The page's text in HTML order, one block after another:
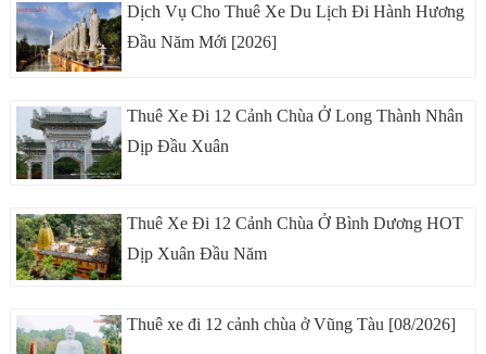
Dịch Vụ Cho Thuê Xe Du Lịch Đi Hành Hương
Đầu Năm Mới [2026]
Thuê Xe Đi 12 Cảnh Chùa Ở Long Thành Nhân
Dịp Đầu Xuân
Thuê Xe Đi 12 Cảnh Chùa Ở Bình Dương HOT
Dịp Xuân Đầu Năm
Thuê xe đi 12 cảnh chùa ở Vũng Tàu [08/2026]